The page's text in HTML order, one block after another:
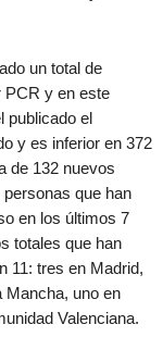
un total de
PCR y en este
publicado el
y es inferior en 372
de 132 nuevos
que han
en los últimos 7
totales que han
11: tres en Madrid,
Mancha, uno en
Valenciana.